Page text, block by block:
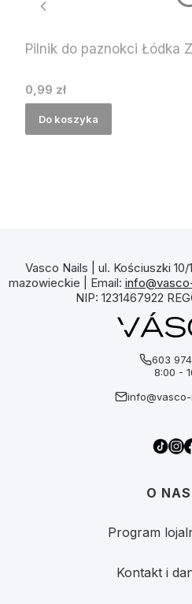
Pilnik do paznokci Łódka
Cena
0,99 zł
Do koszyka
Vasco Nails | ul. Kościuszki
mazowieckie | Email:
NIP: 1231467922
603
8:00 -
O NAS
Program
Kontakt i